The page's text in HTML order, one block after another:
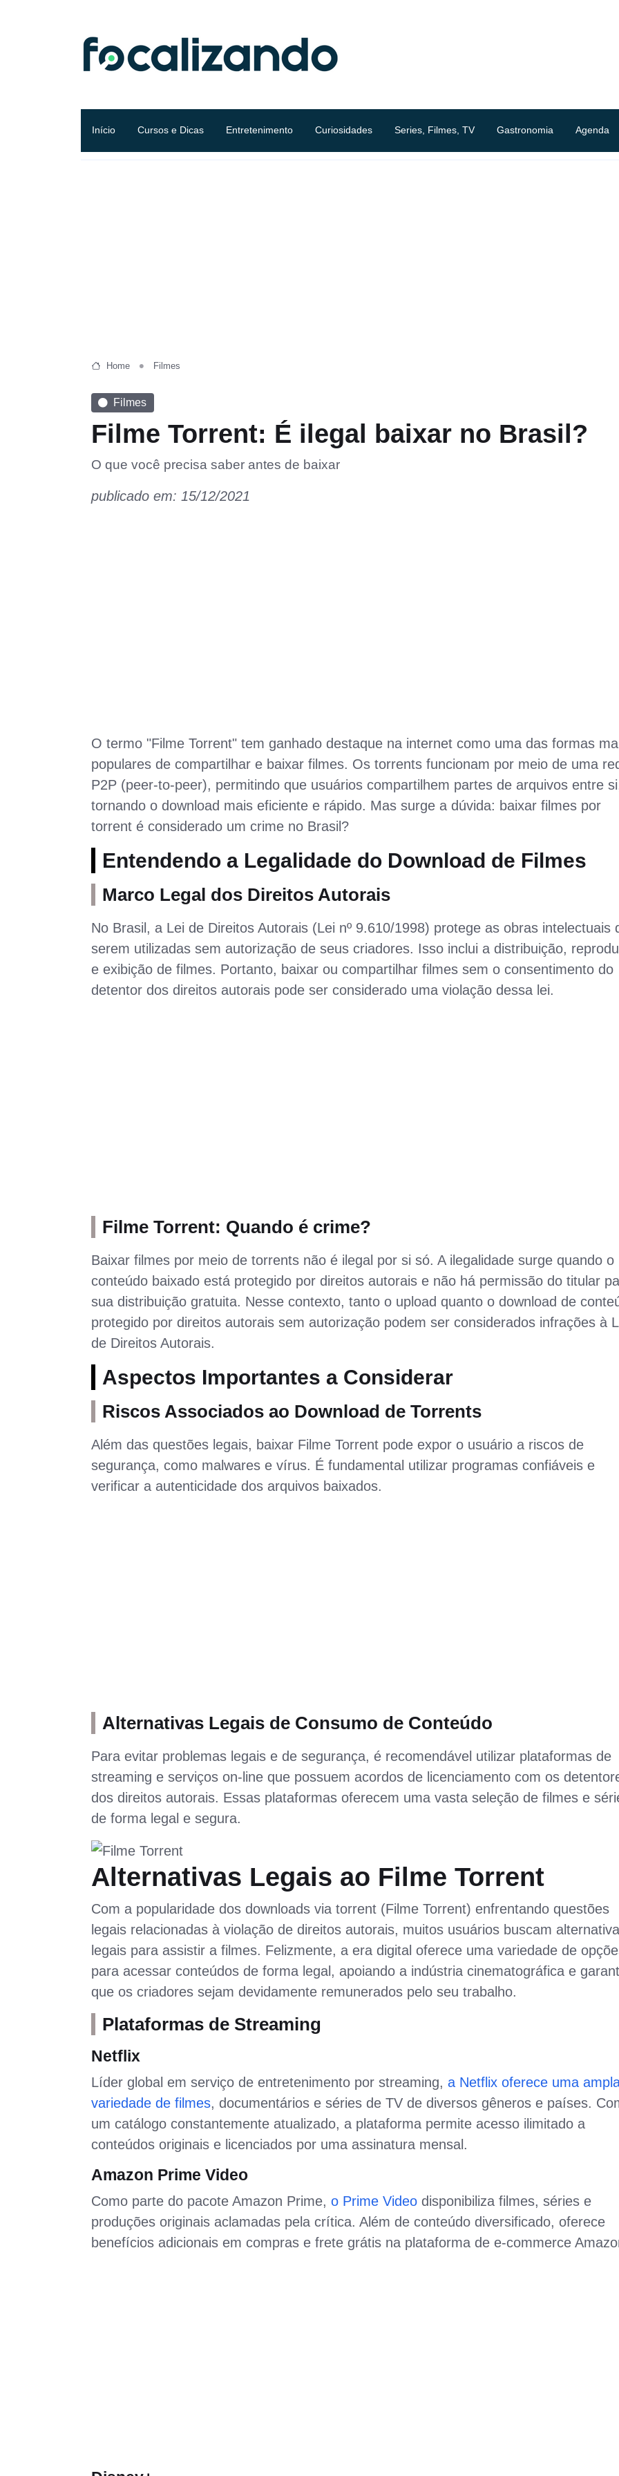
Início Cursos e Dicas Entretenimento Curiosidades Series, Filmes, TV Gastronomia Agenda
Home Filmes
Filmes
Filme Torrent: É ilegal baixar no Brasil?
O que você precisa saber antes de baixar
publicado em: 15/12/2021
O termo "Filme Torrent" tem ganhado destaque na internet como uma das formas
populares de compartilhar e baixar filmes. Os torrents funcionam por meio de uma
P2P (peer-to-peer), permitindo que usuários compartilhem partes de arquivos entre
tornando o download mais eficiente e rápido. Mas surge a dúvida: baixar filmes por
torrent é considerado um crime no Brasil?
Entendendo a Legalidade do Download de Filmes
Marco Legal dos Direitos Autorais
No Brasil, a Lei de Direitos Autorais (Lei nº 9.610/1998) protege as obras intelectuais
serem utilizadas sem autorização de seus criadores. Isso inclui a distribuição,
e exibição de filmes. Portanto, baixar ou compartilhar filmes sem o consentimento do
detentor dos direitos autorais pode ser considerado uma violação dessa lei.
Filme Torrent: Quando é crime?
Baixar filmes por meio de torrents não é ilegal por si só. A ilegalidade surge quando o
conteúdo baixado está protegido por direitos autorais e não há permissão do titular
sua distribuição gratuita. Nesse contexto, tanto o upload quanto o download de
protegido por direitos autorais sem autorização podem ser considerados infrações à
de Direitos Autorais.
Aspectos Importantes a Considerar
Riscos Associados ao Download de Torrents
Além das questões legais, baixar Filme Torrent pode expor o usuário a riscos de
segurança, como malwares e vírus. É fundamental utilizar programas confiáveis e
verificar a autenticidade dos arquivos baixados.
Alternativas Legais de Consumo de Conteúdo
Para evitar problemas legais e de segurança, é recomendável utilizar plataformas de
streaming e serviços on-line que possuem acordos de licenciamento com os
dos direitos autorais. Essas plataformas oferecem uma vasta seleção de filmes e
de forma legal e segura.
Alternativas Legais ao Filme Torrent
Com a popularidade dos downloads via torrent (Filme Torrent) enfrentando questões
legais relacionadas à violação de direitos autorais, muitos usuários buscam
legais para assistir a filmes. Felizmente, a era digital oferece uma variedade de
para acessar conteúdos de forma legal, apoiando a indústria cinematográfica e
que os criadores sejam devidamente remunerados pelo seu trabalho.
Plataformas de Streaming
Netflix
Líder global em serviço de entretenimento por streaming, a Netflix oferece uma
variedade de filmes, documentários e séries de TV de diversos gêneros e países.
um catálogo constantemente atualizado, a plataforma permite acesso ilimitado a
conteúdos originais e licenciados por uma assinatura mensal.
Amazon Prime Video
Como parte do pacote Amazon Prime, o Prime Video disponibiliza filmes, séries e
produções originais aclamadas pela crítica. Além de conteúdo diversificado, oferece
benefícios adicionais em compras e frete grátis na plataforma de e-commerce